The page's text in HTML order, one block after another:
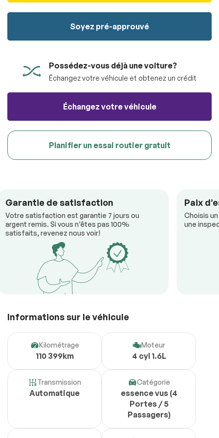
Soyez pré-approuvé
Possédez-vous déjà une voiture?
Échangez votre véhicule et obtenez un crédit
Échangez votre véhicule
Planifier un essai routier gratuit
Garantie de satisfaction
Votre satisfaction est garantie 7 jours ou
argent remis. Si vous n’êtes pas 100%
satisfaits, revenez nous voir!
Paix
Choisis
une
Informations sur le véhicule
Kilométrage
110 399km
Moteur
4 cyl 1.6L
Transmission
Automatique
Catégorie
essence vus (4
Portes / 5
Passagers)
Soumettre